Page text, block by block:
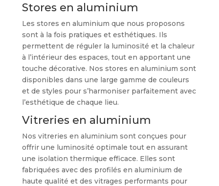
Stores en aluminium
Les stores en aluminium que nous proposons
sont à la fois pratiques et esthétiques. Ils
permettent de réguler la luminosité et la chaleur
à l’intérieur des espaces, tout en apportant une
touche décorative. Nos stores en aluminium sont
disponibles dans une large gamme de couleurs
et de styles pour s’harmoniser parfaitement avec
l’esthétique de chaque lieu.
Vitreries en aluminium
Nos vitreries en aluminium sont conçues pour
offrir une luminosité optimale tout en assurant
une isolation thermique efficace. Elles sont
fabriquées avec des profilés en aluminium de
haute qualité et des vitrages performants pour